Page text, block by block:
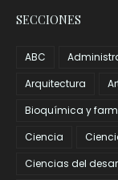
SECCIONES
ABC
Arquitectura
Bioquímica y
Ciencia
Ciencias del